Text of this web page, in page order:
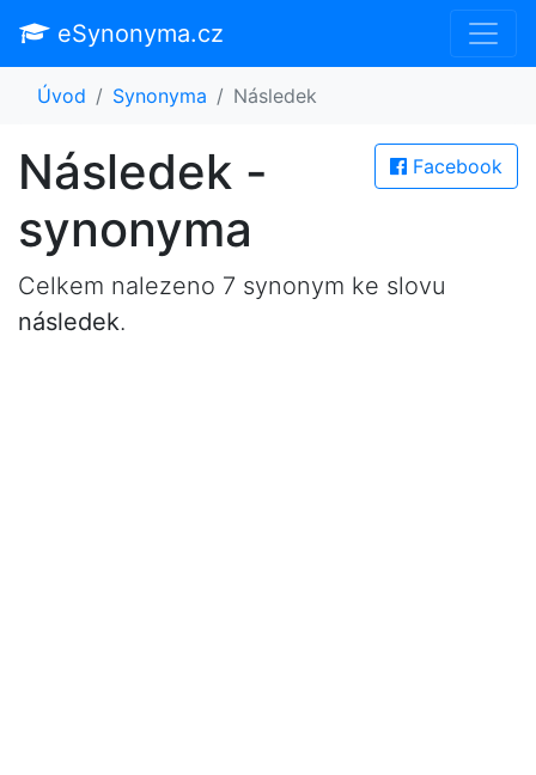
eSynonyma.cz
Úvod Synonyma Následek
Facebook
Následek -
synonyma
Celkem nalezeno 7 synonym ke slovu
následek.